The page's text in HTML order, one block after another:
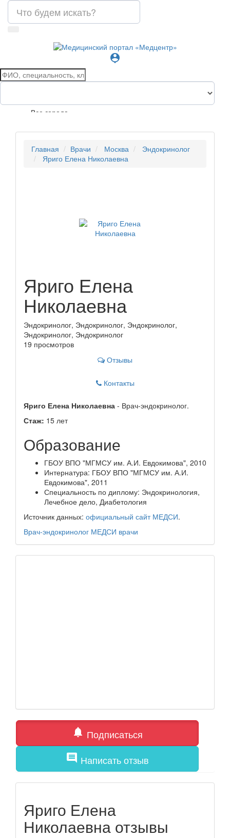
person_pin
Все города
Главная Врачи Москва
Эндокринолог
Яриго Елена Николаевна
Яриго Елена
Николаевна
Эндокринолог, Эндокринолог, Эндокринолог,
Эндокринолог, Эндокринолог
19 просмотров
Отзывы
Контакты
Яриго Елена Николаевна - Врач-эндокринолог.
Стаж: 15 лет
Образование
ГБОУ ВПО "МГМСУ им. А.И. Евдокимова", 2010
Интернатура: ГБОУ ВПО "МГМСУ им. А.И.
Евдокимова", 2011
Специальность по диплому: Эндокринология,
Лечебное дело, Диабетология
Источник данных: официальный сайт МЕДСИ.
Врач-эндокринолог МЕДСИ врачи
notifications Подписаться
comment Написать отзыв
Яриго Елена
Николаевна отзывы